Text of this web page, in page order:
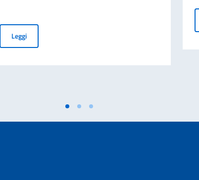
LeggiCessazione della validità della carta d’identità cartacea per